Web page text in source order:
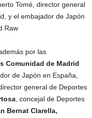
Tomé, director general
y el embajador de Japón
Raw
por las
Comunidad de Madrid
de Japón en España,
general de Deportes
, concejal de Deportes
Bernat Clarella,